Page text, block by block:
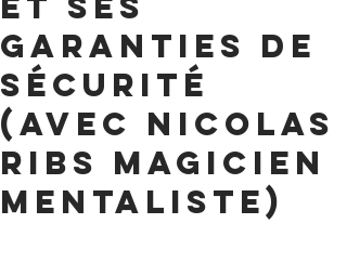
garanties de
sécurité
(avec NICOLAS
RIBS MAGICIEN
MENTALISTE)